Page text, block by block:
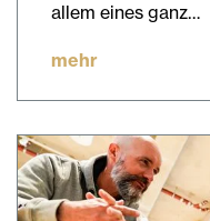
allem eines ganz…
mehr